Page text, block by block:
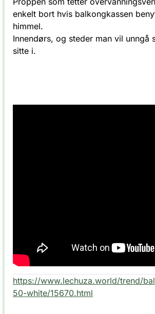
enkelt bort hvis balkongkassen
himmel.
Innendørs, og steder man vil unngå
sitte i.
https://www.lechuza.world/trend/
50-white/15670.html